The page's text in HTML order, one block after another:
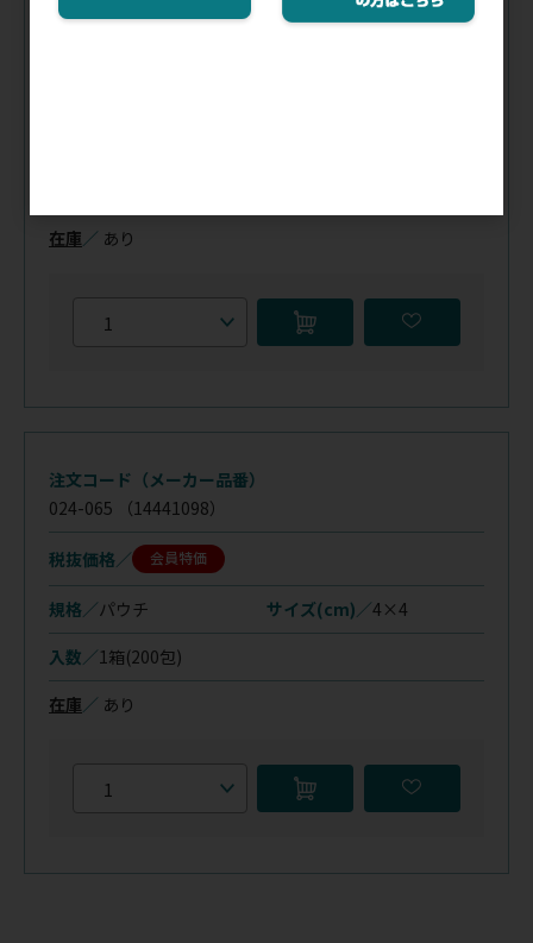
注文コード（メーカー品番）
在庫／ あり
注文コード（メーカー品番）
024-065 （14441098）
税抜価格 会員特価
規格／パウチ サイズ(cm)／4×4
入数／1箱(200包)
在庫／ あり